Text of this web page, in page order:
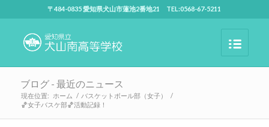
〒484-0835 愛知県犬山市蓮池2番地21 TEL:0568-67-5211
ブログ - 最近のニュース
現在位置: ホーム / バスケットボール部（女子）
/
🏀女子バスケ部🏀活動記録！